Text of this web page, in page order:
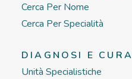
Cerca Per Nome
Cerca Per Specialità
DIAGNOSI E CURA
Unità Specialistiche